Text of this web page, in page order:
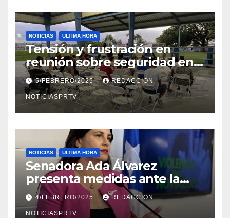
NOTICIAS ULTIMA HORA
Tensión y frustración en
reunión sobre seguridad en
Reparto Metropolitano
5/FEBRERO/2025 REDACCION
NOTICIASPRTV
NOTICIAS ULTIMA HORA
Senadora Ada Álvarez
presenta medidas ante la
violencia en el noviazgo
4/FEBRERO/2025 REDACCION
NOTICIASPRTV